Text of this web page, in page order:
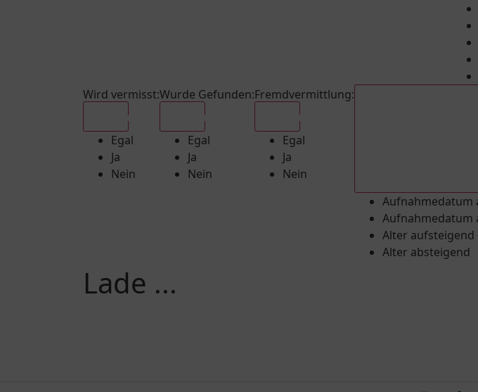
Wird vermisst:
Egal
Ja
Nein
Wurde Gefunden:
Egal
Ja
Nein
Fremdvermittlung:
Egal
Ja
Nein
Aufnahmedatum
Aufnahmedatum
Alter aufsteigend
Alter absteigend
Lade ...